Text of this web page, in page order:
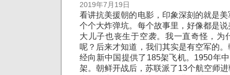
2019年7月19日
看讲抗美援朝的电影，印象深刻的就是
个个大炸弹坑。每个故事里，好像都是
大儿子也丧生于空袭。我一直奇怪，为
呢？后来才知道，我们其实是有空军的
经向新中国提供了185架飞机。1950年
架。朝鲜开战后，苏联派了13个航空师